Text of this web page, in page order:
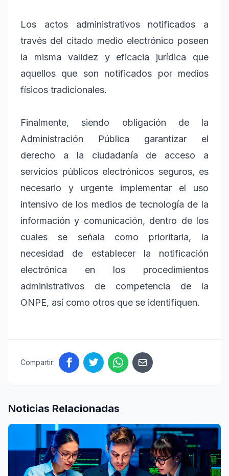
Los actos administrativos notificados a
través del citado medio electrónico poseen
la misma validez y eficacia jurídica que
aquellos que son notificados por medios
físicos tradicionales.
Finalmente, siendo obligación de la
Administración Pública garantizar el
derecho a la ciudadanía de acceso a
servicios públicos electrónicos seguros, es
necesario y urgente implementar el uso
intensivo de los medios de tecnología de la
información y comunicación, dentro de los
cuales se señala como prioritaria, la
necesidad de establecer la notificación
electrónica en los procedimientos
administrativos de competencia de la
ONPE, así como otros que se identifiquen.
Compartir:
Noticias Relacionadas